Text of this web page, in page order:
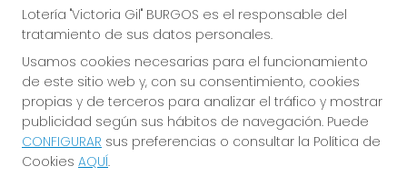
La de la Antigua de
Gamonal
Lotería "Victoria Gil" BURGOS es el responsable del
tratamiento de sus datos personales.
Usamos cookies necesarias para el funcionamiento
de este sitio web y, con su consentimiento, cookies
propias y de terceros para analizar el tráfico y mostrar
publicidad según sus hábitos de navegación. Puede
CONFIGURAR sus preferencias o consultar la Política de
Cookies AQUÍ.